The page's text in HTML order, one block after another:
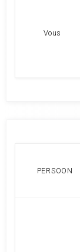
Vous
PERSOON